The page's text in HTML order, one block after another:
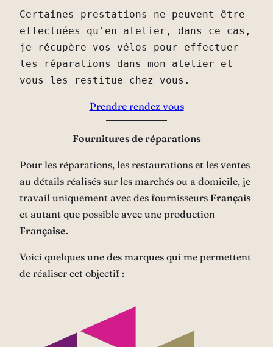
Certaines prestations ne peuvent être
effectuées qu'en atelier, dans ce cas,
je récupère vos vélos pour effectuer
les réparations dans mon atelier et
vous les restitue chez vous.
Prendre rendez vous
Fournitures de réparations
Pour les réparations, les restaurations et les ventes
au détails réalisés sur les marchés ou a domicile, je
travail uniquement avec des fournisseurs Français
et autant que possible avec une production
Française.
Voici quelques une des marques qui me permettent
de réaliser cet objectif :